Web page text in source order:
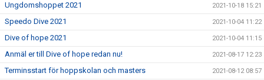
Ungdomshoppet 2021 2021-10-18 15:21
Speedo Dive 2021 2021-10-04 11:22
Dive of hope 2021 2021-10-04 11:15
Anmäl er till Dive of hope redan nu! 2021-08-17 12:23
Terminsstart för hoppskolan och masters 2021-08-12 08:57